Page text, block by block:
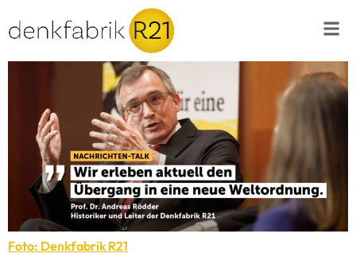
Foto: Denkfabrik R21